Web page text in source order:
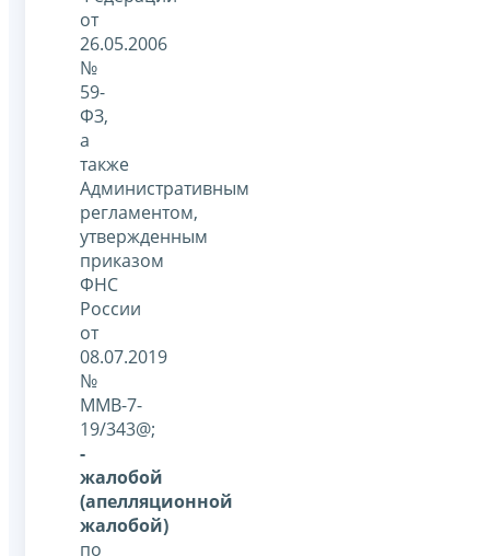
от
26.05.2006
№
59-
ФЗ,
а
также
Административным
регламентом,
утвержденным
приказом
ФНС
России
от
08.07.2019
№
ММВ-7-
19/343@;
-
жалобой
(апелляционной
жалобой)
по